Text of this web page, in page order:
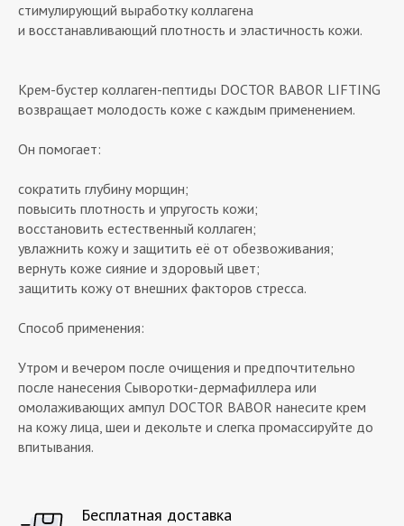
стимулирующий выработку коллагена
и восстанавливающий плотность и эластичность кожи.
Крем-бустер коллаген-пептиды DOCTOR BABOR LIFTING
возвращает молодость коже с каждым применением.
Он помогает:
сократить глубину морщин;
повысить плотность и упругость кожи;
восстановить естественный коллаген;
увлажнить кожу и защитить её от обезвоживания;
вернуть коже сияние и здоровый цвет;
защитить кожу от внешних факторов стресса.
Способ применения:
Утром и вечером после очищения и предпочтительно
после нанесения Сыворотки-дермафиллера или
омолаживающих ампул DOCTOR BABOR нанесите крем
на кожу лица, шеи и декольте и слегка промассируйте до
впитывания.
Бесплатная доставка